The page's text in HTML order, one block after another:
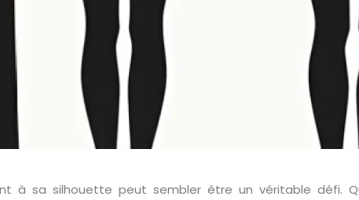
à sa silhouette peut sembler être un véritable défi.